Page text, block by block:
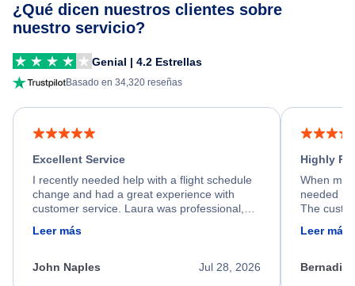
¿Qué dicen nuestros clientes sobre
nuestro servicio?
Genial | 4.2 Estrellas
Basado en 34,320 reseñas
Excellent Service
I recently needed help with a flight schedule
change and had a great experience with
customer service. Laura was professional,
friendly, and very helpful throughout the
process. She quickly found a solution and
appreciate her excellent service.
Leer más
Jul 28, 2026
John Naples
Highly
When my
needed
The
calm,
Leer más